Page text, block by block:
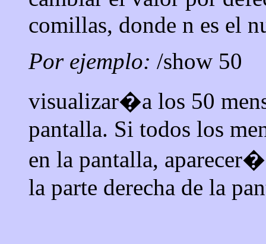
comillas, donde n es el
Por ejemplo: /show 50
visualizar�a los 50
pantalla. Si todos los
en la pantalla,
la parte derecha de la